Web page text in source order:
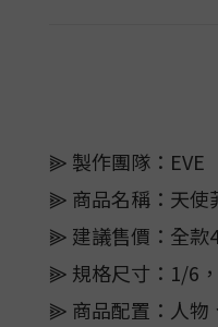
⫸ 製作團隊：EVE
⫸ 商品名稱：天使
⫸ 建議售價：全款
⫸ 規格尺寸：1/6
⫸ 商品配置：人物